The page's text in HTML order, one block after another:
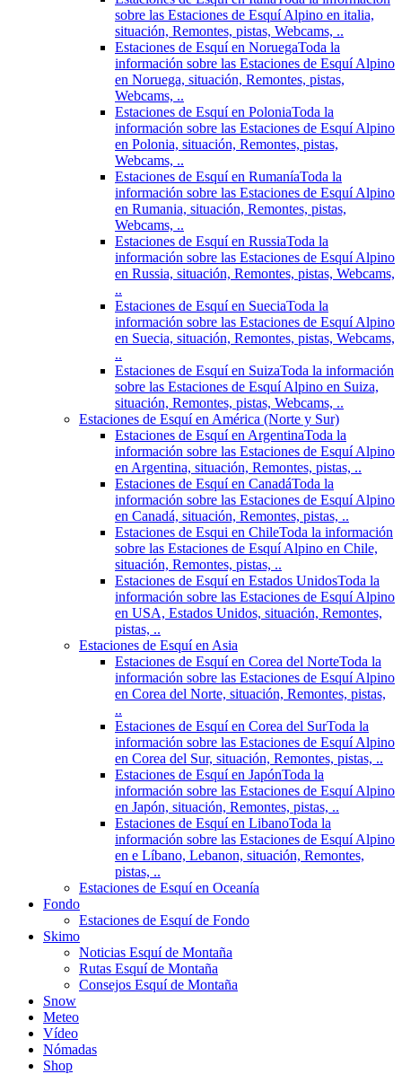
sobre las Estaciones de Esquí Alpino en italia,
situación, Remontes, pistas, Webcams, ..
Estaciones de Esquí en NoruegaToda la
información sobre las Estaciones de Esquí Alpino
en Noruega, situación, Remontes, pistas,
Webcams, ..
Estaciones de Esquí en PoloniaToda la
información sobre las Estaciones de Esquí Alpino
en Polonia, situación, Remontes, pistas,
Webcams, ..
Estaciones de Esquí en RumaníaToda la
información sobre las Estaciones de Esquí Alpino
en Rumania, situación, Remontes, pistas,
Webcams, ..
Estaciones de Esquí en RussiaToda la
información sobre las Estaciones de Esquí Alpino
en Russia, situación, Remontes, pistas, Webcams,
..
Estaciones de Esquí en SueciaToda la
información sobre las Estaciones de Esquí Alpino
en Suecia, situación, Remontes, pistas, Webcams,
..
Estaciones de Esquí en SuizaToda la información
sobre las Estaciones de Esquí Alpino en Suiza,
situación, Remontes, pistas, Webcams, ..
Estaciones de Esquí en América (Norte y Sur)
Estaciones de Esquí en ArgentinaToda la
información sobre las Estaciones de Esquí Alpino
en Argentina, situación, Remontes, pistas, ..
Estaciones de Esquí en CanadáToda la
información sobre las Estaciones de Esquí Alpino
en Canadá, situación, Remontes, pistas, ..
Estaciones de Esqui en ChileToda la información
sobre las Estaciones de Esquí Alpino en Chile,
situación, Remontes, pistas, ..
Estaciones de Esquí en Estados UnidosToda la
información sobre las Estaciones de Esquí Alpino
en USA, Estados Unidos, situación, Remontes,
pistas, ..
Estaciones de Esquí en Asia
Estaciones de Esquí en Corea del NorteToda la
información sobre las Estaciones de Esquí Alpino
en Corea del Norte, situación, Remontes, pistas,
..
Estaciones de Esquí en Corea del SurToda la
información sobre las Estaciones de Esquí Alpino
en Corea del Sur, situación, Remontes, pistas, ..
Estaciones de Esquí en JapónToda la
información sobre las Estaciones de Esquí Alpino
en Japón, situación, Remontes, pistas, ..
Estaciones de Esquí en LibanoToda la
información sobre las Estaciones de Esquí Alpino
en e Líbano, Lebanon, situación, Remontes,
pistas, ..
Estaciones de Esquí en Oceanía
Fondo
Estaciones de Esquí de Fondo
Skimo
Noticias Esquí de Montaña
Rutas Esquí de Montaña
Consejos Esquí de Montaña
Snow
Meteo
Vídeo
Nómadas
Shop